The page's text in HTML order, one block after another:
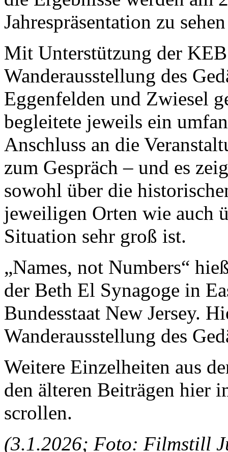
Jahrespräsentation zu
Mit Unterstützung der
Wanderausstellung des
Eggenfelden und Zwiesel
begleitete jeweils ein
Anschluss an die
zum Gespräch – und es
sowohl über die
jeweiligen Orten wie auch
Situation sehr groß ist.
„Names, not Numbers“
der Beth El Synagoge in
Bundesstaat New Jersey.
Wanderausstellung des
Weitere Einzelheiten aus
den älteren Beiträgen hier
scrollen.
(3.1.2026; Foto: Filmstill